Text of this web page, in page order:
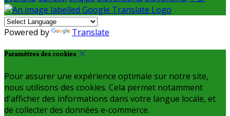
Powered by Translate
Paramètres des cookies
Pour assurer une expérience optimale sur notre site,
nous utilisons des cookies. Cela permet notamment
d'afficher des informations dans votre langue locale, et
de collecter des données e-commerce.